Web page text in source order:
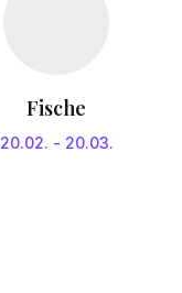
Fische
20.02. - 20.03.